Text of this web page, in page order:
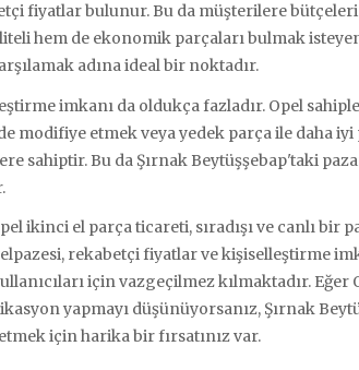
fiyatlar bulunur. Bu da müşterilere
hem de ekonomik parçaları bulmak
adına ideal bir noktadır.
imkanı da oldukça fazladır. Opel
modifiye etmek veya yedek parça ile daha
sahiptir. Bu da Şırnak Beytüşşebap'taki
ikinci el parça ticareti, sıradışı ve canlı bir
rekabetçi fiyatlar ve kişiselleştirme
için vazgeçilmez kılmaktadır. Eğer
yapmayı düşünüyorsanız, Şırnak
için harika bir fırsatınız var.